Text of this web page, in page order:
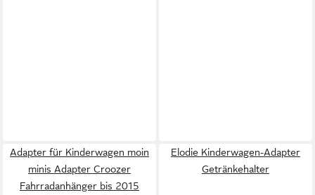
Adapter für Kinderwagen moin
minis Adapter Croozer
Fahrradanhänger bis 2015
Elodie Kinderwagen-Adapter
Getränkehalter